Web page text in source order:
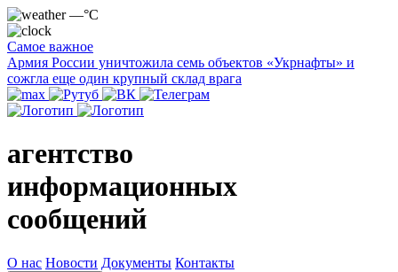
—°C
Самое важное
Армия России уничтожила семь объектов «Укрнафты» и
сожгла еще один крупный склад врага
агентство
информационных
сообщений
О нас Новости Документы Контакты